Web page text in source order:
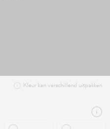
Kleur kan verschillend uitpakken